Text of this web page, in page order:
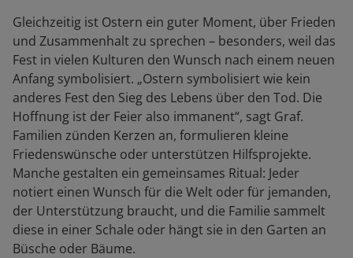
Gleichzeitig ist Ostern ein guter Moment, über Frieden
und Zusammenhalt zu sprechen – besonders, weil das
Fest in vielen Kulturen den Wunsch nach einem neuen
Anfang symbolisiert. „Ostern symbolisiert wie kein
anderes Fest den Sieg des Lebens über den Tod. Die
Hoffnung ist der Feier also immanent“, sagt Graf.
Familien zünden Kerzen an, formulieren kleine
Friedenswünsche oder unterstützen Hilfsprojekte.
Manche gestalten ein gemeinsames Ritual: Jeder
notiert einen Wunsch für die Welt oder für jemanden,
der Unterstützung braucht, und die Familie sammelt
diese in einer Schale oder hängt sie in den Garten an
Büsche oder Bäume.